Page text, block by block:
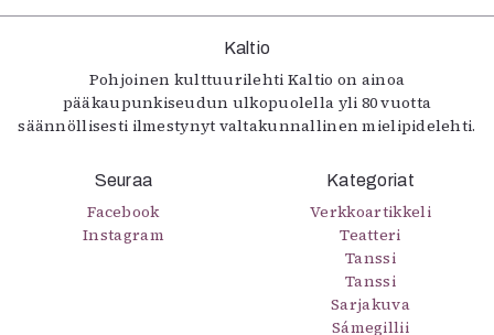
Kaltio
Pohjoinen kulttuurilehti Kaltio on ainoa
pääkaupunkiseudun ulkopuolella yli 80 vuotta
säännöllisesti ilmestynyt valtakunnallinen mielipidelehti.
Seuraa
Facebook
Instagram
Kategoriat
Verkkoartikkeli
Teatteri
Tanssi
Tanssi
Sarjakuva
Sámegillii